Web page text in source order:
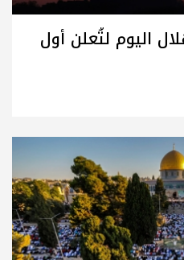
اليوم لتُعلن أول